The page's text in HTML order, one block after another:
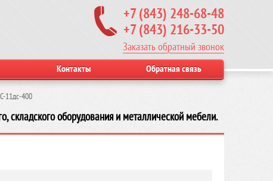
+7 (843) 248-68-48
+7 (843) 216-33-50
Заказать обратный звонок
Контакты Обратная связь
11дс-400
складского оборудования и металлической мебели.